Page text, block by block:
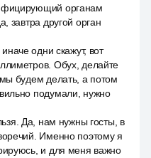
органам
завтра другой орган
одни скажут, вот
Обух, делайте
будем делать, а потом
подумали, нужно
Да, нам нужны госты, в
Именно поэтому я
и для меня важно